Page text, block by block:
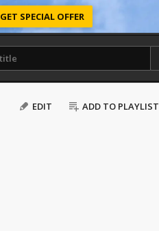
GET SPECIAL OFFER
EDIT ADD TO PLAYLIST